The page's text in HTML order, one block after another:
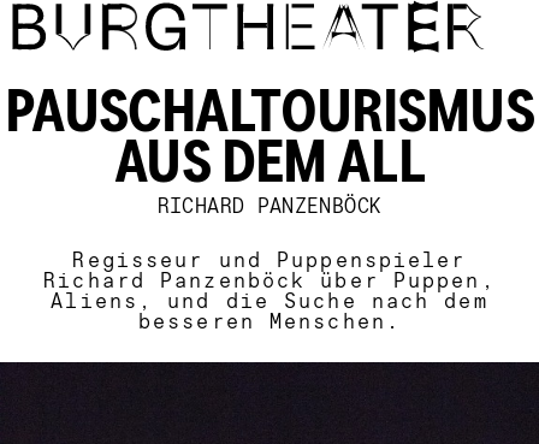
Direkt zum Inhalt
PAUSCHALTOURISMUS
AUS DEM ALL
RICHARD PANZENBÖCK
Regisseur und Puppenspieler
Richard Panzenböck über Puppen,
Aliens, und die Suche nach dem
besseren Menschen.